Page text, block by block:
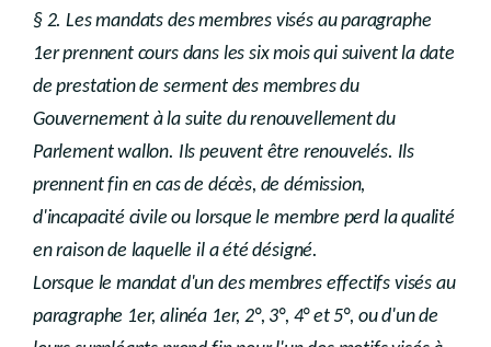
§ 2. Les mandats des membres visés au paragraphe
1er prennent cours dans les six mois qui suivent la date
de prestation de serment des membres du
Gouvernement à la suite du renouvellement du
Parlement wallon. Ils peuvent être renouvelés. Ils
prennent fin en cas de décès, de démission,
d'incapacité civile ou lorsque le membre perd la qualité
en raison de laquelle il a été désigné.
Lorsque le mandat d'un des membres effectifs visés au
paragraphe 1er, alinéa 1er, 2°, 3°, 4° et 5°, ou d'un de